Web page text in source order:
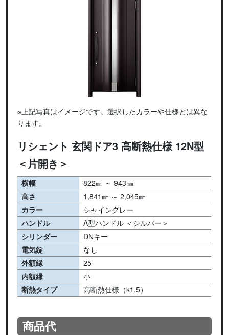
※上記写真はイメージです。選択したカラーや仕様とは異な
ります。
リシェント 玄関ドア3 高断熱仕様 12N型
＜片開き＞
横幅
822㎜ ～ 943㎜
高さ
1,841㎜ ～ 2,045㎜
カラー
シャイングレー
ハンドル
A型ハンドル ＜シルバー＞
シリンダー
DNキー
電気錠
なし
外額縁
25
内額縁
小
断熱タイプ
高断熱仕様（k1.5）
商品代